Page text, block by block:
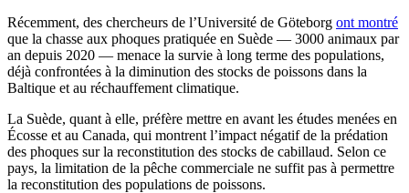
Récemment, des chercheurs de l’Université de Göteborg ont montré
que la chasse aux phoques pratiquée en Suède — 3000 animaux par
an depuis 2020 — menace la survie à long terme des populations,
déjà confrontées à la diminution des stocks de poissons dans la
Baltique et au réchauffement climatique.
La Suède, quant à elle, préfère mettre en avant les études menées en
Écosse et au Canada, qui montrent l’impact négatif de la prédation
des phoques sur la reconstitution des stocks de cabillaud. Selon ce
pays, la limitation de la pêche commerciale ne suffit pas à permettre
la reconstitution des populations de poissons.